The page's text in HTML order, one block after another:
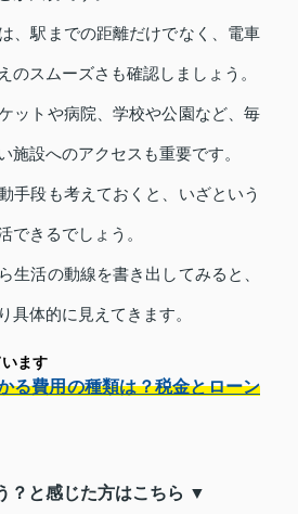
、駅までの距離だけでなく、電車
のスムーズさも確認しましょう。
ットや病院、学校や公園など、毎
施設へのアクセスも重要です。
手段も考えておくと、いざという
できるでしょう。
生活の動線を書き出してみると、
具体的に見えてきます。
ます
る費用の種類は？税金とローン
？と感じた方はこちら ▼